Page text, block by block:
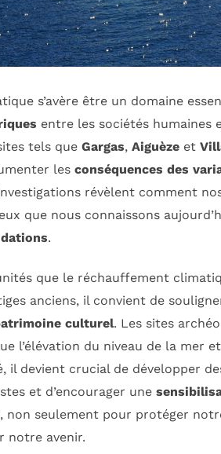
s’avère être un domaine
entre les sociétés humaines
tels que Gargas, Aiguèze et
les conséquences des
révèlent comment
que nous connaissons
.
que le réchauffement
anciens, il convient de
culturel. Les sites
l’élévation du niveau de la mer
il devient crucial de développer
et d’encourager une
non seulement pour protéger
notre avenir.